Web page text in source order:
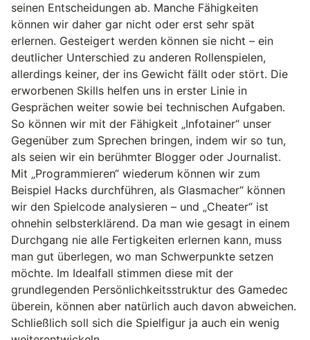
seinen Entscheidungen ab. Manche Fähigkeiten
können wir daher gar nicht oder erst sehr spät
erlernen. Gesteigert werden können sie nicht – ein
deutlicher Unterschied zu anderen Rollenspielen,
allerdings keiner, der ins Gewicht fällt oder stört. Die
erworbenen Skills helfen uns in erster Linie in
Gesprächen weiter sowie bei technischen Aufgaben.
So können wir mit der Fähigkeit „Infotainer“ unser
Gegenüber zum Sprechen bringen, indem wir so tun,
als seien wir ein berühmter Blogger oder Journalist.
Mit „Programmieren“ wiederum können wir zum
Beispiel Hacks durchführen, als Glasmacher“ können
wir den Spielcode analysieren – und „Cheater“ ist
ohnehin selbsterklärend. Da man wie gesagt in einem
Durchgang nie alle Fertigkeiten erlernen kann, muss
man gut überlegen, wo man Schwerpunkte setzen
möchte. Im Idealfall stimmen diese mit der
grundlegenden Persönlichkeitsstruktur des Gamedec
überein, können aber natürlich auch davon abweichen.
Schließlich soll sich die Spielfigur ja auch ein wenig